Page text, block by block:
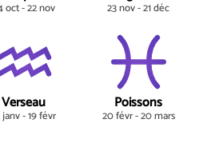
oct - 22 nov 23 nov - 21 déc
Verseau
janv - 19 févr
Poissons
20 févr - 20 mars